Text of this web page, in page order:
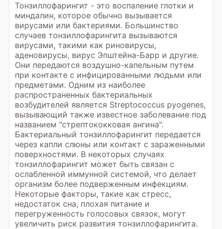
Тонзиллофарингит - это воспаление глотки и
миндалин, которое обычно вызывается
вирусами или бактериями. Большинство
случаев тонзиллофарингита вызываются
вирусами, такими как риновирусы,
аденовирусы, вирус Эпштейна-Барр и другие.
Они передаются воздушно-капельным путем
при контакте с инфицированными людьми или
предметами. Одним из наиболее
распространенных бактериальных
возбудителей является Streptococcus pyogenes,
вызывающий также известное заболевание под
названием "стрептококковая ангина".
Бактериальный тонзиллофарингит передается
через капли слюны или контакт с зараженными
поверхностями. В некоторых случаях
тонзиллофарингит может быть связан с
ослабленной иммунной системой, что делает
организм более подверженным инфекциям.
Некоторые факторы, такие как стресс,
недостаток сна, плохая питание и
перегруженность голосовых связок, могут
увеличить риск развития тонзиллофарингита.